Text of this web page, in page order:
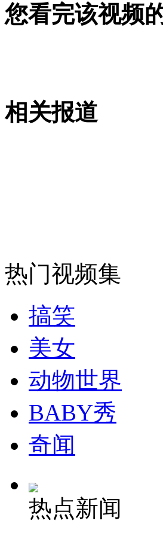
无痛分娩是否安全 医生回应
走！跟着总书记去植树
消防员救轻生者
纽约上演“枕头大战”
您看完该视频
相关报道
热门视频集
搞笑
美女
动物世界
BABY秀
奇闻
热点新闻